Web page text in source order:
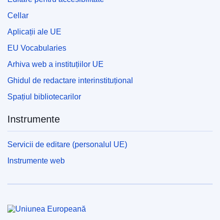
Cellar
Aplicații ale UE
EU Vocabularies
Arhiva web a instituțiilor UE
Ghidul de redactare interinstituțional
Spațiul bibliotecarilor
Instrumente
Servicii de editare (personalul UE)
Instrumente web